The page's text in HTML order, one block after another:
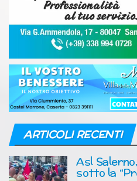
ARTICOLI RECENTI
Asl
sotto la